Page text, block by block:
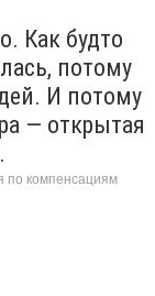
Как будто
потому
И потому
— открытая
по компенсациям